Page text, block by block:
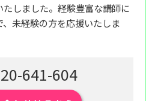
しました。経験豊富な講師に
未経験の方を応援いたしま
641-604